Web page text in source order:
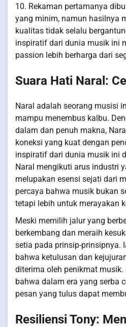
10. Rekaman pertamanya
yang minim, namun hasilnya
kualitas tidak selalu
inspiratif dari dunia musik ini
passion lebih berharga dari
Suara Hati Naral:
Naral adalah seorang musisi
mampu menembus kalbu.
dalam dan penuh makna,
koneksi yang kuat dengan
inspiratif dari dunia musik ini
Naral mengikuti arus industri
melupakan esensi sejati dari
percaya bahwa musik bukan
tetapi lebih untuk merayakan
Meski memilih jalur yang
berkembang dan meraih
setia pada prinsip-prinsipnya.
bahwa ketulusan dan
diterima oleh penikmat
bahwa dalam era yang serba
pesan yang tulus dapat
Resiliensi Tony: